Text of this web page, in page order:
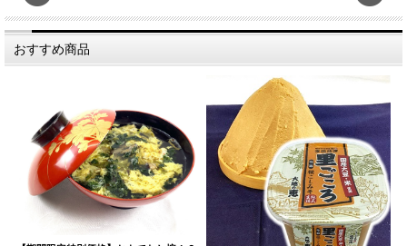
おすすめ商品